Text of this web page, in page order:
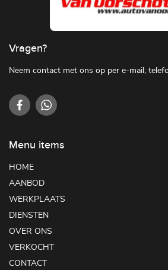
Vragen?
Neem contact met ons op per e-mail,
Menu items
HOME
AANBOD
WERKPLAATS
DIENSTEN
OVER ONS
VERKOCHT
CONTACT